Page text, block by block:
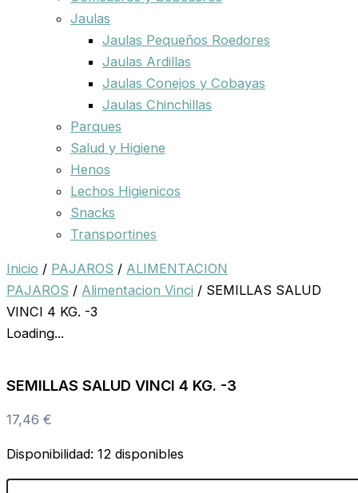
Jaulas
Jaulas Pequeños Roedores
Jaulas Ardillas
Jaulas Conejos y Cobayas
Jaulas Chinchillas
Parques
Salud y Higiene
Henos
Lechos Higienicos
Snacks
Transportines
Inicio / PAJAROS / ALIMENTACION
PAJAROS / Alimentacion Vinci / SEMILLAS SALUD
VINCI 4 KG. -3
Loading...
SEMILLAS SALUD VINCI 4 KG. -3
17,46 €
Disponibilidad: 12 disponibles